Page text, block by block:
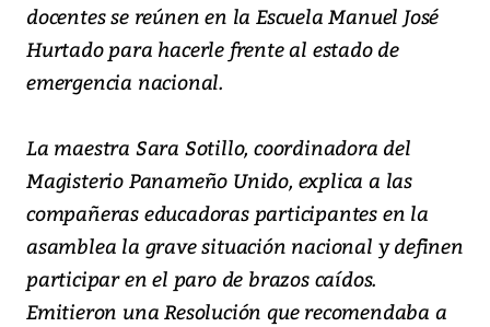
docentes se reúnen en la Escuela Manuel José
Hurtado para hacerle frente al estado de
emergencia nacional.
La maestra Sara Sotillo, coordinadora del
Magisterio Panameño Unido, explica a las
compañeras educadoras participantes en la
asamblea la grave situación nacional y definen
participar en el paro de brazos caídos.
Emitieron una Resolución que recomendaba a